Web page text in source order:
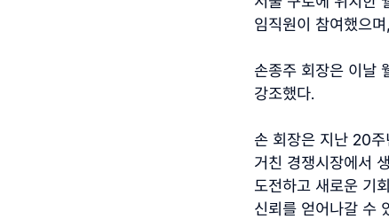
임직원이 참여했으며,
손종주 회장은 이날
강조했다.
손 회장은 지난 20
거친 경쟁시장에서
도전하고 새로운 기
신뢰를 얻어나갈 수